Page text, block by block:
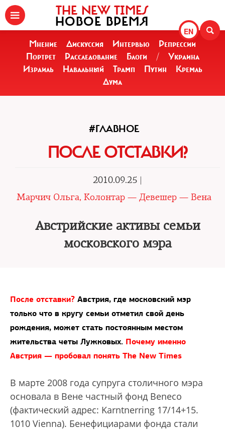
EN
THE NEW TIMES
НОВОЕ ВРЕМЯ
Мнение Дискуссия Интервью
Репрессии
Портрет
Расследование Блоги /
Украина
Израиль
Навальный Трамп Путин
Кремль
Дума
#ГЛАВНОЕ
ПОСЛЕ ОТСТАВКИ?
2010.09.25 |
Марчич Ольга, Колонтар — Девешер — Вена
Австрийские активы семьи
московского мэра
После отставки? Австрия, где московский мэр
только что в кругу семьи отметил свой день
рождения, может стать постоянным местом
жительства четы Лужковых. Почему именно
Австрия — пробовал понять The New Times
В марте 2008 года супруга столичного мэра
основала в Вене частный фонд Beneco
(фактический адрес: Karntnerring 17/14+15.
1010 Vienna). Бенефициарами фонда стали